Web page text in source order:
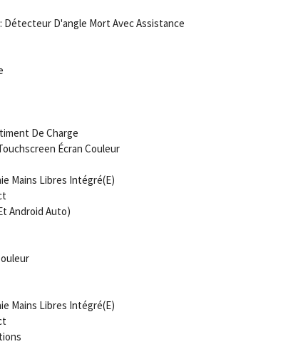
D'angle Mort Avec Assistance
De Charge
Écran Couleur
Mains Libres Intégré(E)
Android Auto)
Mains Libres Intégré(E)